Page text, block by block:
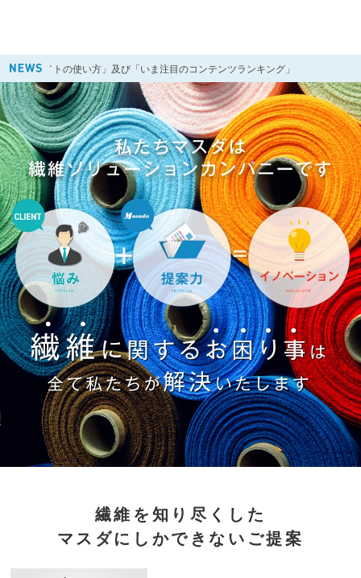
イトの使い方」及び「いま注目のコンテンツランキング」
繊維を知り尽くした
マスダにしかできないご提案